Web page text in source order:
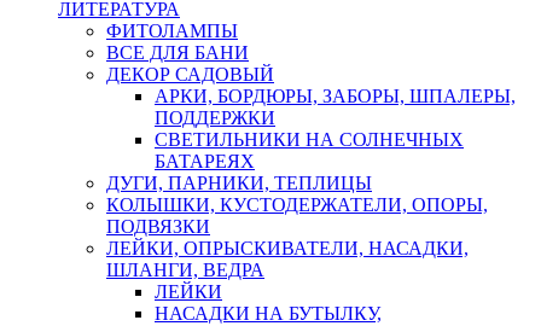
ЛИТЕРАТУРА
ФИТОЛАМПЫ
ВСЕ ДЛЯ БАНИ
ДЕКОР САДОВЫЙ
АРКИ, БОРДЮРЫ, ЗАБОРЫ, ШПАЛЕРЫ,
ПОДДЕРЖКИ
СВЕТИЛЬНИКИ НА СОЛНЕЧНЫХ
БАТАРЕЯХ
ДУГИ, ПАРНИКИ, ТЕПЛИЦЫ
КОЛЫШКИ, КУСТОДЕРЖАТЕЛИ, ОПОРЫ,
ПОДВЯЗКИ
ЛЕЙКИ, ОПРЫСКИВАТЕЛИ, НАСАДКИ,
ШЛАНГИ, ВЕДРА
ЛЕЙКИ
НАСАДКИ НА БУТЫЛКУ,